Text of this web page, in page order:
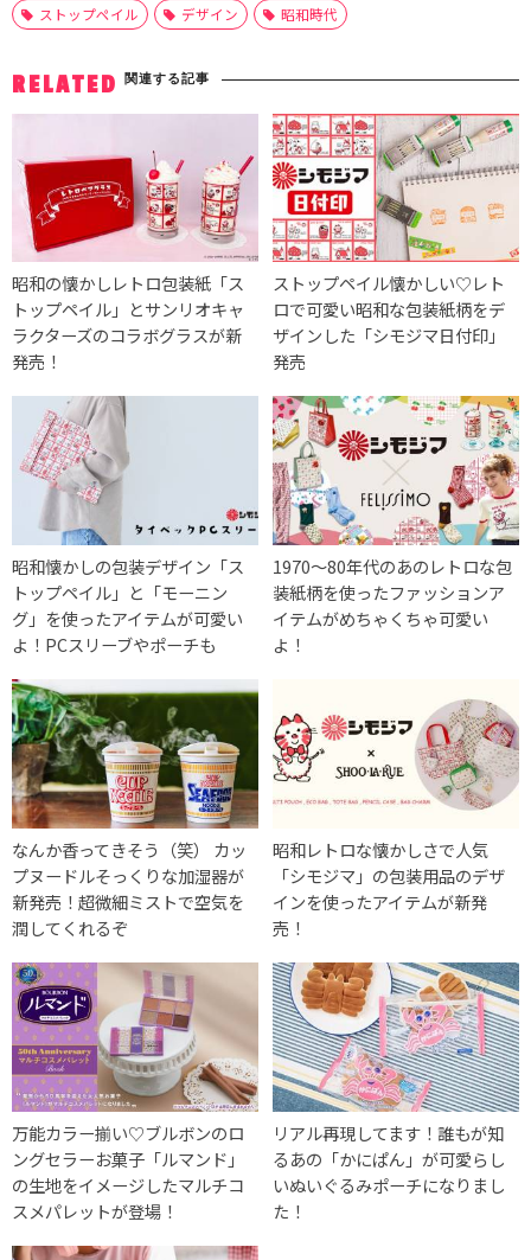
ストップペイル デザイン 昭和時代
RELATED 関連する記事
昭和の懐かしレトロ包装紙「ス
トップペイル」とサンリオキャ
ラクターズのコラボグラスが新
発売！
ストップペイル懐かしい♡レト
ロで可愛い昭和な包装紙柄をデ
ザインした「シモジマ日付印」
発売
昭和懐かしの包装デザイン「ス
トップペイル」と「モーニン
グ」を使ったアイテムが可愛い
よ！PCスリーブやポーチも
1970～80年代のあのレトロな包
装紙柄を使ったファッションア
イテムがめちゃくちゃ可愛い
よ！
なんか香ってきそう（笑） カッ
プヌードルそっくりな加湿器が
新発売！超微細ミストで空気を
潤してくれるぞ
昭和レトロな懐かしさで人気
「シモジマ」の包装用品のデザ
インを使ったアイテムが新発
売！
万能カラー揃い♡ブルボンのロ
ングセラーお菓子「ルマンド」
の生地をイメージしたマルチコ
スメパレットが登場！
リアル再現してます！誰もが知
るあの「かにぱん」が可愛らし
いぬいぐるみポーチになりまし
た！